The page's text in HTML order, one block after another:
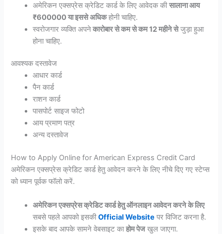
अमेरिकन एक्सप्रेस क्रेडिट कार्ड के लिए आवेदक कीसालाना आय
₹600000 या इससे अधिकहोनी चाहिए.
स्वरोजगार व्यक्ति अपनेकारोबार से कम से कम 12 महीने सेजुड़ा हुआ
होना चाहिए.
आवश्यक दस्तावेज
आधार कार्ड
पैन कार्ड
राशन कार्ड
पासपोर्ट साइज फोटो
आय प्रमाण पत्र
अन्य दस्तावेज
How to Apply Online for American Express Credit Card
अमेरिकन एक्सप्रेस क्रेडिट कार्ड हेतु आवेदन करने के लिए नीचे दिए गए स्टेप्स
को ध्यान पूर्वक फॉलो करें.
अमेरिकन एक्सप्रेस क्रेडिट कार्ड हेतु ऑनलाइन आवेदन करने के लिए
सबसे पहले आपको इसकीOfficial Website पर विजिट करना है.
इसके बाद आपके सामने वेबसाइट काहोम पेजखुल जाएगा.